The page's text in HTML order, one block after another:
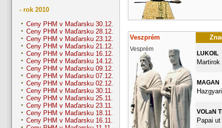
- rok 2010
Ceny PHM v Maďarsku 30.12.
Ceny PHM v Maďarsku 28.12.
Ceny PHM v Maďarsku 23.12.
Ceny PHM v Maďarsku 21.12.
Ceny PHM v Maďarsku 16.12.
Ceny PHM v Maďarsku 14.12.
Ceny PHM v Maďarsku 09.12.
Ceny PHM v Maďarsku 07.12.
Ceny PHM v Maďarsku 02.12.
Ceny PHM v Maďarsku 30.11.
Ceny PHM v Maďarsku 25.11.
Ceny PHM v Maďarsku 23.11.
Ceny PHM v Maďarsku 18.11.
Ceny PHM v Maďarsku 16.11.
Veszprém
Vesprém
LUKOIL
MAGAN
VOLaN
Papai ut